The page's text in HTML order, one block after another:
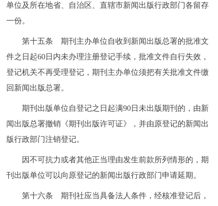
单位及所在地省、自治区、直辖市新闻出版行政部门各留存
一份。
第十五条 期刊主办单位自收到新闻出版总署的批准文
件之日起60日内未办理注册登记手续，批准文件自行失效，
登记机关不再受理登记，期刊主办单位须把有关批准文件缴
回新闻出版总署。
期刊出版单位自登记之日起满90日未出版期刊的，由新
闻出版总署撤销《期刊出版许可证》，并由原登记的新闻出
版行政部门注销登记。
因不可抗力或者其他正当理由发生前款所列情形的，期
刊出版单位可以向原登记的新闻出版行政部门申请延期。
第十六条 期刊社应当具备法人条件，经核准登记后，